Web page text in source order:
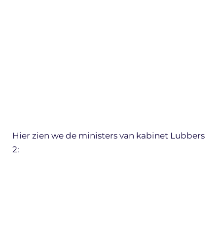
Hier zien we de ministers van kabinet Lubbers
2: